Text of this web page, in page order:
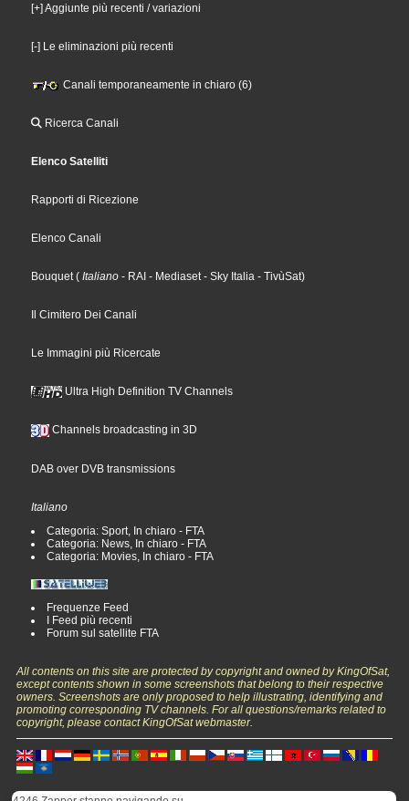
[+] Aggiunte più recenti / variazioni
[-] Le eliminazioni più recenti
Canali temporaneamente in chiaro (6)
Ricerca Canali
Elenco Satelliti
Rapporti di Ricezione
Elenco Canali
Bouquet ( Italiano - RAI - Mediaset - Sky Italia - TivùSat)
Il Cimitero Dei Canali
Le Immagini più Ricercate
Ultra High Definition TV Channels
Channels broadcasting in 3D
DAB over DVB transmissions
Italiano
Categoria: Sport, In chiaro - FTA
Categoria: News, In chiaro - FTA
Categoria: Movies, In chiaro - FTA
Frequenze Feed
I Feed più recenti
Forum sul satellite FTA
All contents on this site are protected by copyright and owned by KingOfSat,
except contents shown in some screenshots that belong to their respective
owners. Screenshots are only proposed to help illustrating, identifying and
promoting corresponding TV channels. For all questions/remarks related to
copyright, please contact KingOfSat webmaster.